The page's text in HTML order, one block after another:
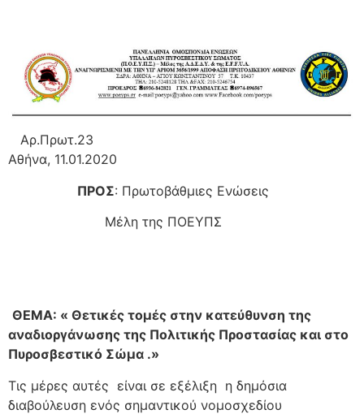
Αρ.Πρωτ.23
Αθήνα, 11.01.2020
ΠΡΟΣ: Πρωτοβάθμιες Ενώσεις
Μέλη της ΠΟΕΥΠΣ
ΘΕΜΑ: « Θετικές τομές στην κατεύθυνση της
αναδιοργάνωσης της Πολιτικής Προστασίας και στο
Πυροσβεστικό Σώμα .»
Τις μέρες αυτές είναι σε εξέλιξη η δημόσια
διαβούλευση ενός σημαντικού νομοσχεδίου